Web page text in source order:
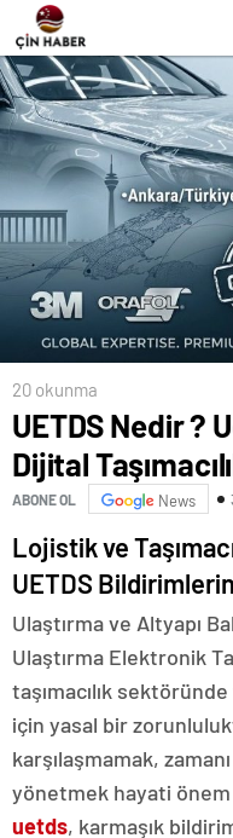
20 okunma
UETDS Nedir ?
Dijital
ABONE OL News
Lojistik ve
UETDS
Ulaştırma ve Altyapı
Ulaştırma Elektronik
taşımacılık
için yasal bir
karşılaşmamak,
yönetmek hayati
uetds, karmaşık